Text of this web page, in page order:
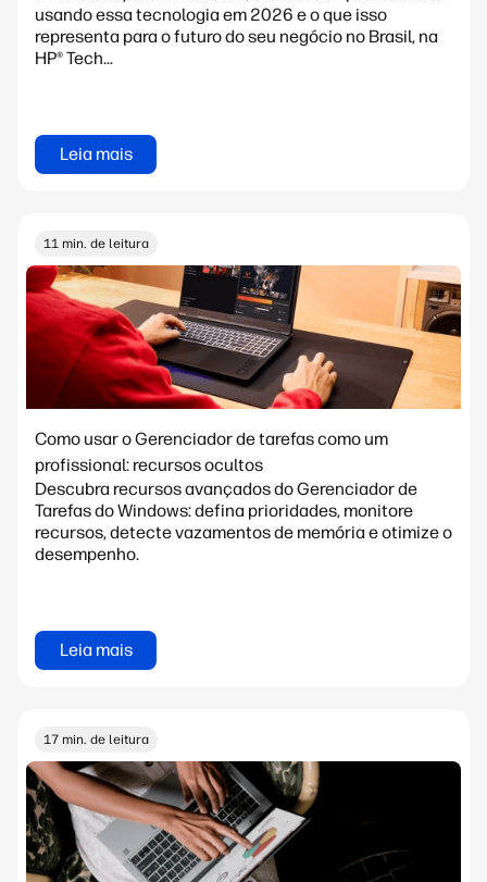
usando essa tecnologia em 2026 e o que isso
representa para o futuro do seu negócio no Brasil, na
HP® Tech...
Leia mais
11 min. de leitura
Como usar o Gerenciador de tarefas como um
profissional: recursos ocultos
Descubra recursos avançados do Gerenciador de
Tarefas do Windows: defina prioridades, monitore
recursos, detecte vazamentos de memória e otimize o
desempenho.
Leia mais
17 min. de leitura